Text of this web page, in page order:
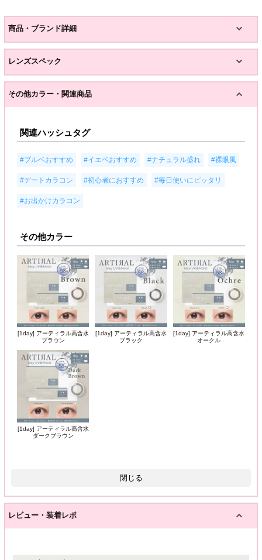
商品・ブランド詳細
レンズスペック
その他カラー・関連商品
関連ハッシュタグ
#ブルベおすすめ #イエベおすすめ #ナチュラル盛れ #裸眼風
#デートカラコン #初心者におすすめ #毎日使いにピッタリ
#お出かけカラコン
その他カラー
[1day] アーティラル高含水
ブラウン
[1day] アーティラル高含水
ブラック
[1day] アーティラル高含水
オークル
[1day] アーティラル高含水
ダークブラウン
閉じる
レビュー・装着レポ